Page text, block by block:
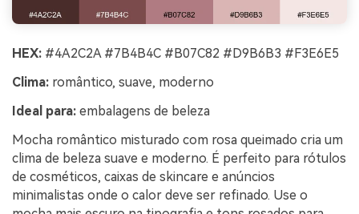
HEX: #4A2C2A #7B4B4C #B07C82 #D9B6B3 #F3E6E5
Clima: romântico, suave, moderno
Ideal para: embalagens de beleza
Mocha romântico misturado com rosa queimado cria um
clima de beleza suave e moderno. É perfeito para rótulos
de cosméticos, caixas de skincare e anúncios
minimalistas onde o calor deve ser refinado. Use o